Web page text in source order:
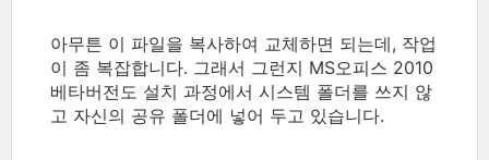
아무튼 이 파일을 복사하여 교체하면 되는데, 작업
이 좀 복잡합니다. 그래서 그런지 MS오피스 2010
베타버전도 설치 과정에서 시스템 폴더를 쓰지 않
고 자신의 공유 폴더에 넣어 두고 있습니다.